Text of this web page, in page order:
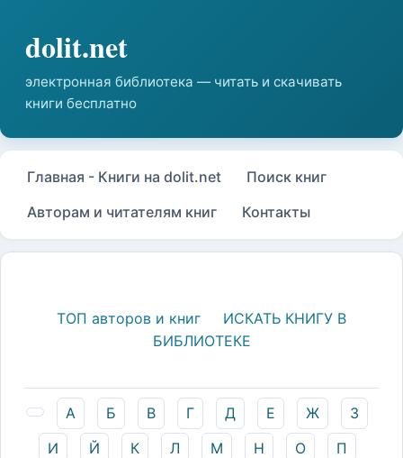
Главная - Книги на dolit.net
Поиск книг
Авторам и читателям книг
Контакты
ТОП авторов и книг
ИСКАТЬ КНИГУ В
БИБЛИОТЕКЕ
А Б В Г Д Е Ж
З
И
Й К Л М Н О
П